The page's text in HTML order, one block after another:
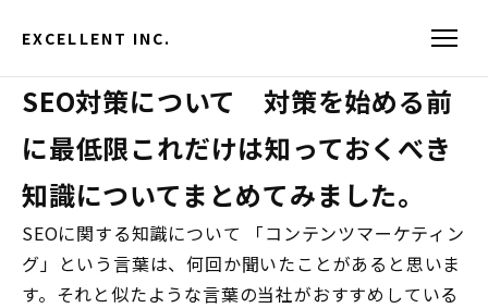
EXCELLENT INC.
SEO対策について 対策を始める前
に最低限これだけは知っておくべき
知識についてまとめてみました。
SEOに関する知識について 「コンテンツマーケティン
グ」という言葉は、何回か聞いたことがあると思いま
す。それと似たような言葉の当社がおすすめしている